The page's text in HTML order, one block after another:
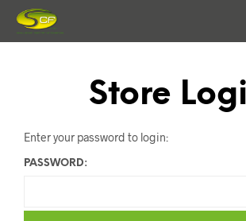
Store
Enter your password to login:
PASSWORD: